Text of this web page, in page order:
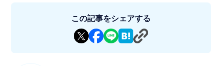
◼︎ゲーム内容
競走馬の育成: プレイヤーは自分だけの競走馬を育て、レースで
の勝利を目指します。
ランキングシステム: シーズンごとのランキングに挑戦し、トッ
この記事をシェアする